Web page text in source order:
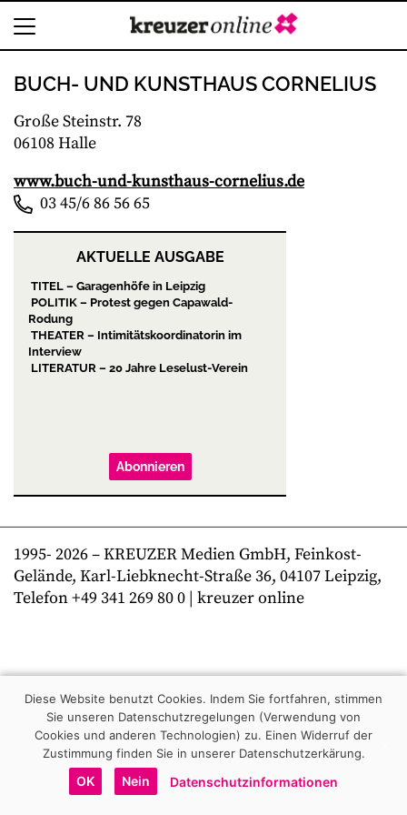
BUCH- UND KUNSTHAUS CORNELIUS
Große Steinstr. 78
06108 Halle
www.buch-und-kunsthaus-cornelius.de
03 45/6 86 56 65
AKTUELLE AUSGABE
TITEL – Garagenhöfe in Leipzig
POLITIK – Protest gegen Capawald-
Rodung
THEATER – Intimitätskoordinatorin im
Interview
LITERATUR – 20 Jahre Leselust-Verein
Abonnieren
1995- 2026– KREUZER Medien GmbH, Feinkost-
Gelände, Karl-Liebknecht-Straße 36, 04107 Leipzig,
Telefon +49 341 269 80 0 | kreuzer online
Diese Website benutzt Cookies. Indem Sie fortfahren, stimmen
Sie unseren Datenschutzregelungen (Verwendung von
Cookies und anderen Technologien) zu. Einen Widerruf der
Zustimmung finden Sie in unserer Datenschutzerkärung.
OK Nein Datenschutzinformationen